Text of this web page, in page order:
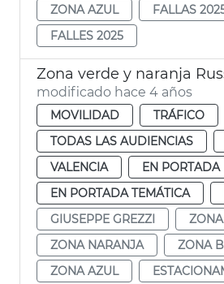
ZONA AZUL
FALLAS
FALLES 2025
Zona verde y naranja
modificado hace 4 años
MOVILIDAD
TRÁFICO
TODAS LAS AUDIENCIAS
VALENCIA
EN PORTADA
EN PORTADA TEMÁTICA
GIUSEPPE GREZZI
ZONA NARANJA
ZONA
ZONA AZUL